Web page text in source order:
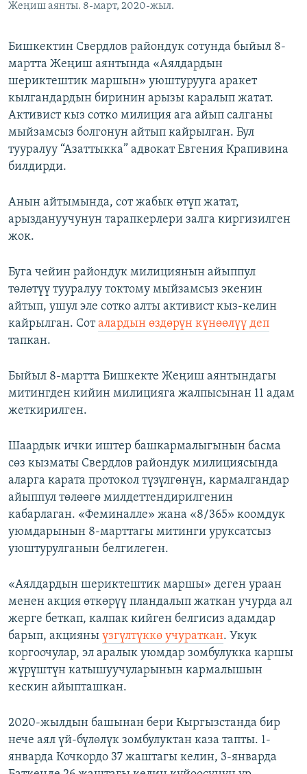
Жеңиш аянты. 8-март, 2020-жыл.
Бишкектин Свердлов райондук сотунда быйыл 8-
мартта Жеңиш аянтында «Аялдардын
шериктештик маршын» уюштурууга аракет
кылгандардын биринин арызы каралып жатат.
Активист кыз сотко милиция ага айып салганы
мыйзамсыз болгонун айтып кайрылган. Бул
тууралуу “Азаттыкка” адвокат Евгения Крапивина
билдирди.
Анын айтымында, сот жабык өтүп жатат,
арыздануучунун тарапкерлери залга киргизилген
жок.
Буга чейин райондук милициянын айыппул
төлөтүү тууралуу токтому мыйзамсыз экенин
айтып, ушул эле сотко алты активист кыз-келин
кайрылган. Соталардын өздөрүн күнөөлүү деп
тапкан.
Быйыл 8-мартта Бишкекте Жеңиш аянтындагы
митингден кийин милицияга жалпысынан 11 адам
жеткирилген.
Шаардык ички иштер башкармалыгынын басма
сөз кызматы Свердлов райондук милициясында
аларга карата протокол түзүлгөнүн, кармалгандар
айыппул төлөөгө милдеттендирилгенин
кабарлаган. «Феминалле» жана «8/365» коомдук
уюмдарынын 8-марттагы митинги уруксатсыз
уюштурулганын белгилеген.
«Аялдардын шериктештик маршы» деген ураан
менен акция өткөрүү пландалып жаткан учурда ал
жерге беткап, калпак кийген белгисиз адамдар
барып, акцияны үзгүлтүккө учураткан. Укук
коргоочулар, эл аралык уюмдар зомбулукка каршы
жүрүштүн катышуучуларынын кармалышын
кескин айыпташкан.
2020-жылдын башынан бери Кыргызстанда бир
нече аял үй-бүлөлүк зомбулуктан каза тапты. 1-
январда Кочкордо 37 жаштагы келин, 3-январда